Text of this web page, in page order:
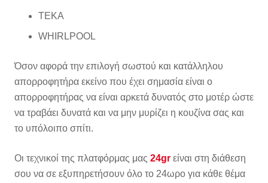
TEKA
WHIRLPOOL
Όσον αφορά την επιλογή σωστού και κατάλληλου
απορροφητήρα εκείνο που έχει σημασία είναι ο
απορροφητήρας να είναι αρκετά δυνατός στο μοτέρ ώστε
να τραβάει δυνατά και να μην μυρίζει η κουζίνα σας και
το υπόλοιπο σπίτι.
Οι τεχνικοί της πλατφόρμας μας 24gr είναι στη διάθεση
σου να σε εξυπηρετήσουν όλο το 24ωρο για κάθε θέμα